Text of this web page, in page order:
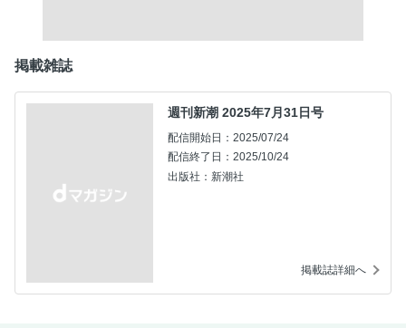
掲載雑誌
週刊新潮 2025年7月31日号
配信開始日：2025/07/24
配信終了日：2025/10/24
出版社：新潮社
掲載誌詳細へ